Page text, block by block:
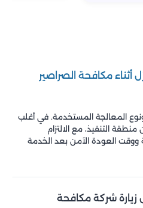
أثناء مكافحة الصراصير
المعالجة المستخدمة. في أغلب
التنفيذ، مع الالتزام
العودة الآمن بعد الخدمة
شركة مكافحة